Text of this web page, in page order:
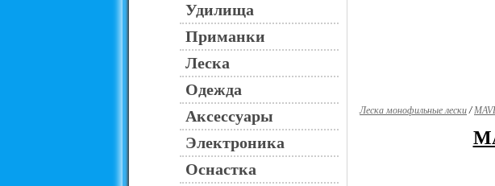
Удилища
Приманки
Леска
Одежда
Аксессуары
Электроника
Оснастка
Леска монофильные лески/